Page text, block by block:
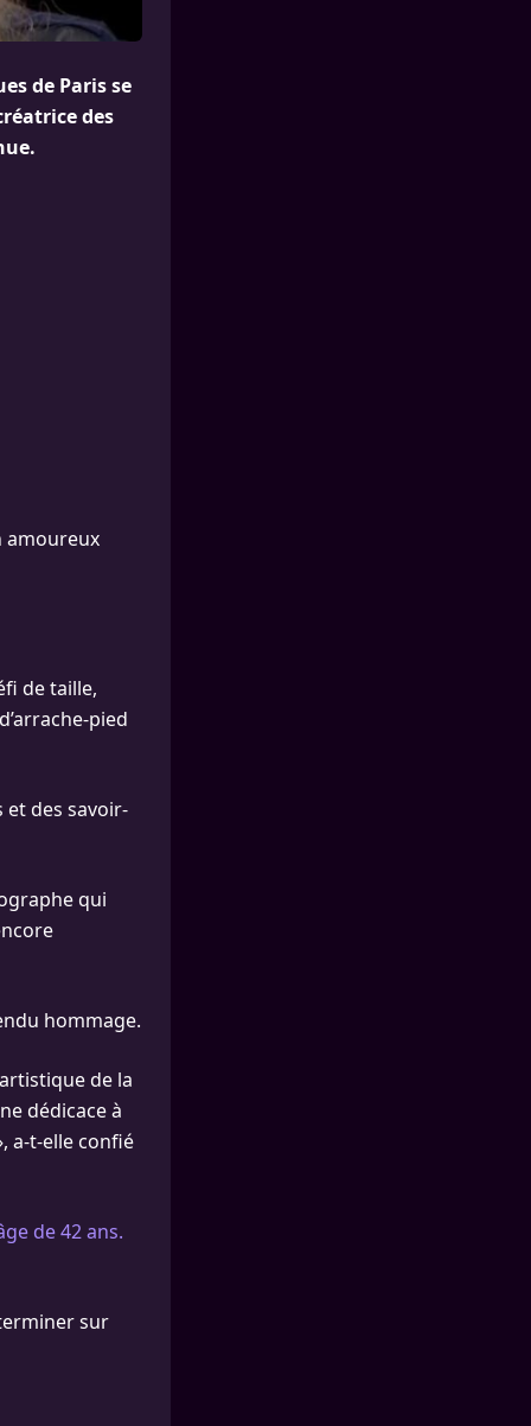
de Paris se
des
amoureux
de taille,
pied
et des savoir-
qui
hommage.
de la
dédicace à
a-t-elle confié
de 42 ans.
sur